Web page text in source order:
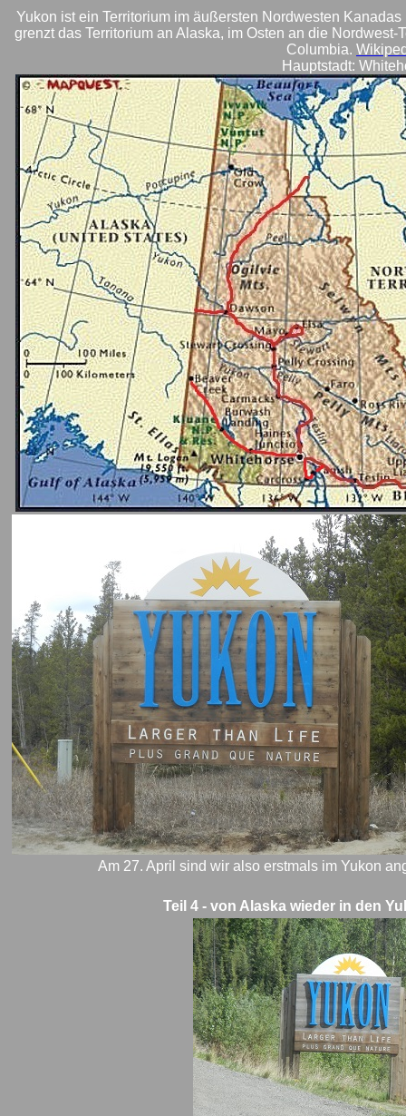
Yukon ist ein Territorium im äußersten Nordwesten
grenzt das Territorium an Alaska, im Osten an die
Columbia.
Hauptstadt:
Am 27. April sind wir also erstmals im Yukon
Teil 4 - von Alaska wieder in den